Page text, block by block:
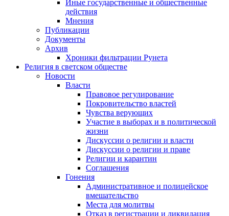
Иные государственные и общественные
действия
Мнения
Публикации
Документы
Архив
Хроники фильтрации Рунета
Религия в светском обществе
Новости
Власти
Правовое регулирование
Покровительство властей
Чувства верующих
Участие в выборах и в политической
жизни
Дискуссии о религии и власти
Дискуссии о религии и праве
Религии и карантин
Соглашения
Гонения
Административное и полицейское
вмешательство
Места для молитвы
Отказ в регистрации и ликвидация